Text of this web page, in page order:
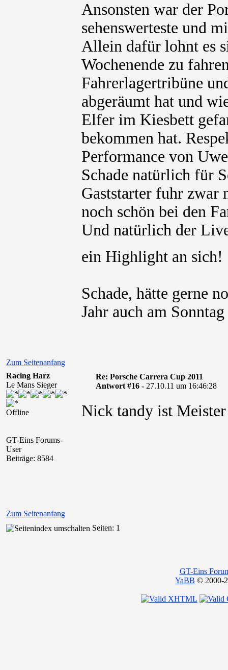
Ansonsten war der
sehenswerteste und
Allein dafür lohnt es
Wochenende zu
Fahrerlagertribüne
abgeräumt hat und
Elfer im Kiesbett
bekommen hat.
Performance von
Schade natürlich für
Gaststarter fuhr zwar
noch schön bei den
Und natürlich der
ein Highlight an
Schade, hätte gerne
Jahr auch am Sonntag
Zum Seitenanfang
Racing Harz
Le Mans Sieger
Offline
GT-Eins Forums-
User
Beiträge: 8584
Re: Porsche Carrera Cup 2011
Antwort #16 - 27.10.11 um 16:46:28
Nick tandy ist
Zum Seitenanfang
Seiten: 1
GT-Eins
YaBB © 2000-